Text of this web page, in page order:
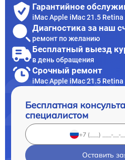
Гарантийное
iMac Apple iMac 21.5 Retina
Диагностика за наш
ремонт по желанию
Бесплатный выезд
в день обращения
Срочный ремонт
iMac Apple iMac 21.5
Бесплатная
специалистом
Оставить